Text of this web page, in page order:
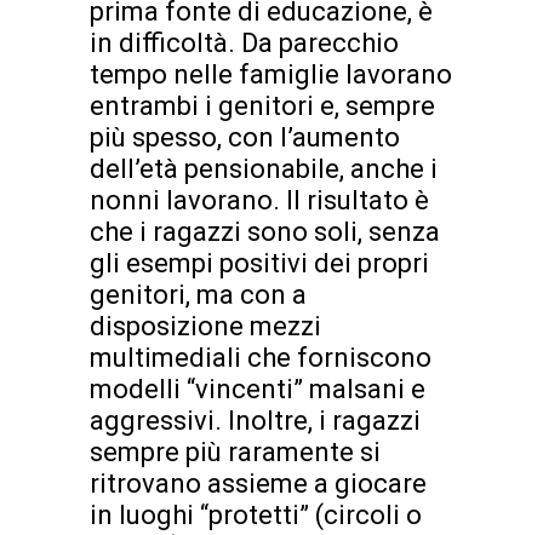
prima fonte di educazione, è
in difficoltà. Da parecchio
tempo nelle famiglie lavorano
entrambi i genitori e, sempre
più spesso, con l’aumento
dell’età pensionabile, anche i
nonni lavorano. Il risultato è
che i ragazzi sono soli, senza
gli esempi positivi dei propri
genitori, ma con a
disposizione mezzi
multimediali che forniscono
modelli “vincenti” malsani e
aggressivi. Inoltre, i ragazzi
sempre più raramente si
ritrovano assieme a giocare
in luoghi “protetti” (circoli o